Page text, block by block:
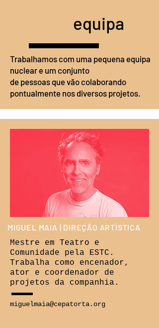
equipa
Trabalhamos com uma pequena equipa
nuclear e um conjunto
de pessoas que vão colaborando
pontualmente nos diversos projetos.
MIGUEL MAIA | DIREÇÃO ARTÍSTICA
Mestre em Teatro e
Comunidade pela ESTC.
Trabalha como encenador,
ator e coordenador de
projetos da companhia.
miguelmaia@cepatorta.org